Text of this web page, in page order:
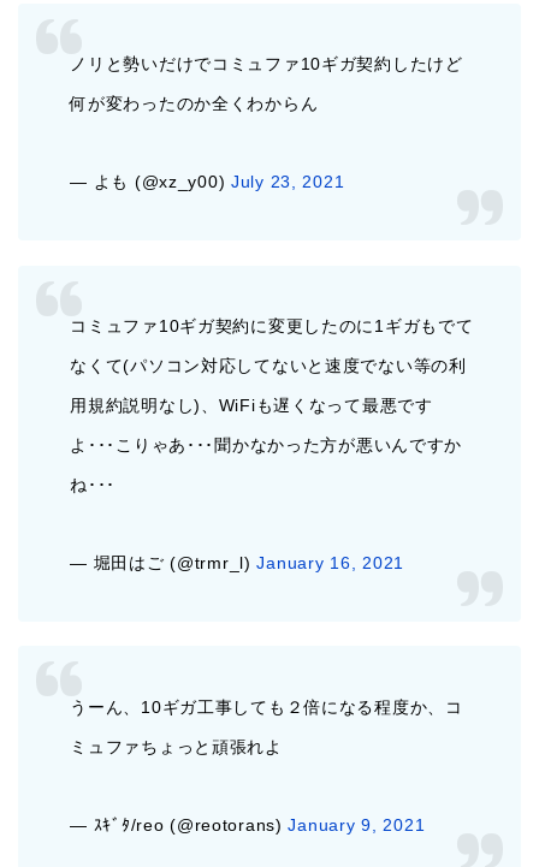
ノリと勢いだけでコミュファ10ギガ契約したけど
何が変わったのか全くわからん
— よも (@xz_y00) July 23, 2021
コミュファ10ギガ契約に変更したのに1ギガもでて
なくて(パソコン対応してないと速度でない等の利
用規約説明なし)、WiFiも遅くなって最悪です
よ･･･こりゃあ･･･聞かなかった方が悪いんですか
ね･･･
— 堀田はご (@trmr_l)January 16, 2021
うーん、10ギガ工事しても２倍になる程度か、コ
ミュファちょっと頑張れよ
— ｽｷﾞﾀ/reo (@reotorans)January 9, 2021